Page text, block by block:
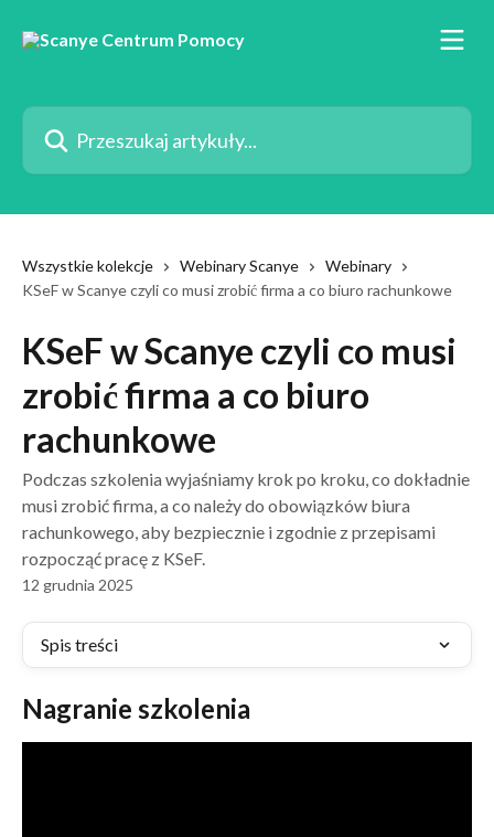
Przeszukaj artykuły...
Wszystkie kolekcje Webinary Scanye
Webinary
KSeF w Scanye czyli co musi zrobić firma a co biuro rachunkowe
KSeF w Scanye czyli co musi
zrobić firma a co biuro
rachunkowe
Podczas szkolenia wyjaśniamy krok po kroku, co dokładnie
musi zrobić firma, a co należy do obowiązków biura
rachunkowego, aby bezpiecznie i zgodnie z przepisami
rozpocząć pracę z KSeF.
12 grudnia 2025
Spis treści
Nagranie szkolenia